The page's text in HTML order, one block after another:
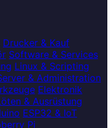
Drucker & Kauf
Software & Services
Linux & Scripting
& Administration
Elektronik
& Ausrüstung
ESP32 & IoT
Pi